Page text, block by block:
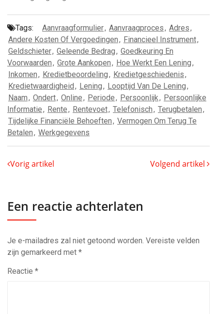
Tags: Aanvraagformulier, Aanvraagproces, Adres,
Andere Kosten Of Vergoedingen, Financieel Instrument,
Geldschieter, Geleende Bedrag, Goedkeuring En
Voorwaarden, Grote Aankopen, Hoe Werkt Een Lening,
Inkomen, Kredietbeoordeling, Kredietgeschiedenis,
Kredietwaardigheid, Lening, Looptijd Van De Lening,
Naam, Ondert, Online, Periode, Persoonlijk, Persoonlijke
Informatie, Rente, Rentevoet, Telefonisch, Terugbetalen,
Tijdelijke Financiële Behoeften, Vermogen Om Terug Te
Betalen, Werkgegevens
Vorig artikel Volgend artikel
Een reactie achterlaten
Je e-mailadres zal niet getoond worden. Vereiste velden
zijn gemarkeerd met *
Reactie *